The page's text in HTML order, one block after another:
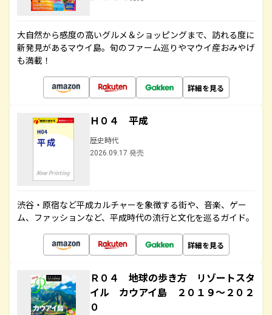
大自然から感度の高いグルメ＆ショッピングまで、訪れる度に
新発見があるマウイ島。旬のファーム巡りやマウイ産おみやげ
も満載！
詳細を見る
Ｈ０４ 平成
歴史時代
2026.09.17 発売
渋谷・原宿など平成カルチャーを象徴する街や、音楽、ゲー
ム、ファッションなど、平成時代の流行と文化を巡るガイド。
詳細を見る
Ｒ０４ 地球の歩き方 リゾートスタ
イル カウアイ島 ２０１９～２０２
０